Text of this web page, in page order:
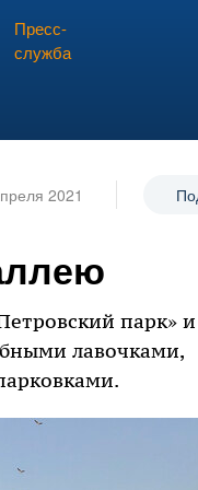
104
Пресс-
служба
2021
парк» и
лавочками,